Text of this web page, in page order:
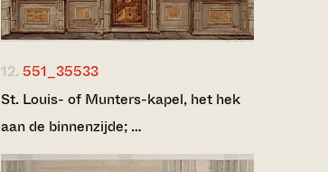
12. 551_35533
St. Louis- of Munters-kapel, het hek
aan de binnenzijde; …